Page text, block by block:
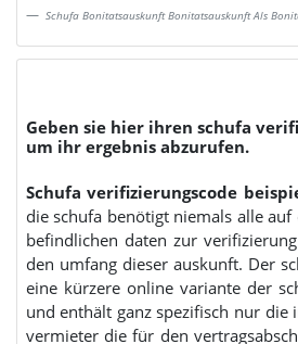
Schufa Bonitatsauskunft Bonitatsauskunft Als
Geben sie hier ihren schufa
um ihr ergebnis abzurufen.
Schufa verifizierungscode
die schufa benötigt niemals alle
befindlichen daten zur
den umfang dieser auskunft. Der
eine kürzere online variante der
und enthält ganz spezifisch nur
vermieter die für den